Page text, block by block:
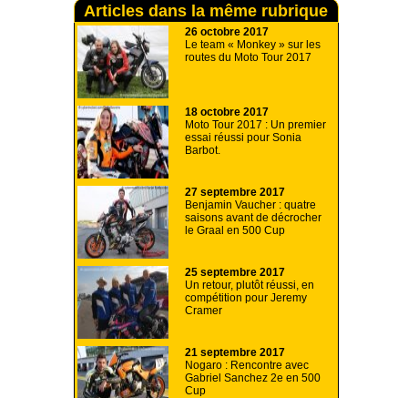
Articles dans la même rubrique
26 octobre 2017
Le team « Monkey » sur les
routes du Moto Tour 2017
18 octobre 2017
Moto Tour 2017 : Un premier
essai réussi pour Sonia
Barbot.
27 septembre 2017
Benjamin Vaucher : quatre
saisons avant de décrocher
le Graal en 500 Cup
25 septembre 2017
Un retour, plutôt réussi, en
compétition pour Jeremy
Cramer
21 septembre 2017
Nogaro : Rencontre avec
Gabriel Sanchez 2e en 500
Cup